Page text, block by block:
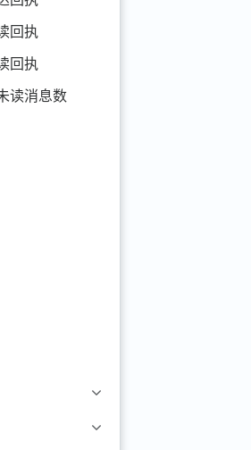
回执
回执
读消息数